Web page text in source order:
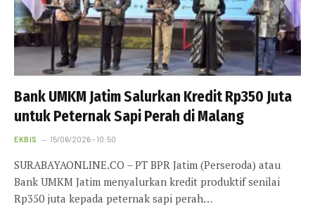
Bank UMKM Jatim Salurkan Kredit Rp350 Juta
untuk Peternak Sapi Perah di Malang
EKBIS 15/06/2026 - 10:50
SURABAYAONLINE.CO – PT BPR Jatim (Perseroda) atau
Bank UMKM Jatim menyalurkan kredit produktif senilai
Rp350 juta kepada peternak sapi perah…